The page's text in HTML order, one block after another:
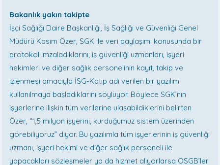
Bakanlık yakın takipte
İşçi Sağlığı Daire Başkanlığı, İş Sağlığı ve Güvenliği Genel
Müdürü Kasım Özer, SGK ile veri paylaşımı konusunda bir
protokol imzaladıklarını; iş güvenliği uzmanları, işyeri
hekimleri ve diğer sağlık personelinin kayıt, takip ve
izlenmesi amacıyla İSG-Katip adı verilen bir yazılım
kullanılmaya başladıklarını söylüyor. Böylece SGK’nın
işyerlerine ilişkin tüm verilerine ulaşabildiklerini belirten
Özer, “1,5 milyon işyerini, kurduğumuz sistem üzerinden
görebiliyoruz” diyor. Bu yazılımla tüm işyerlerinin iş güvenliği
uzmanı, işyeri hekimi ve diğer sağlık personeli ile
yapacakları sözleşmeler ya da hizmet alıyorlarsa OSGB’ler